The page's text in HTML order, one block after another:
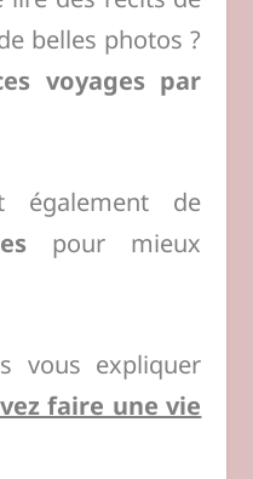
belles photos ?
voyages par
également de
pour mieux
vous expliquer
faire une vie